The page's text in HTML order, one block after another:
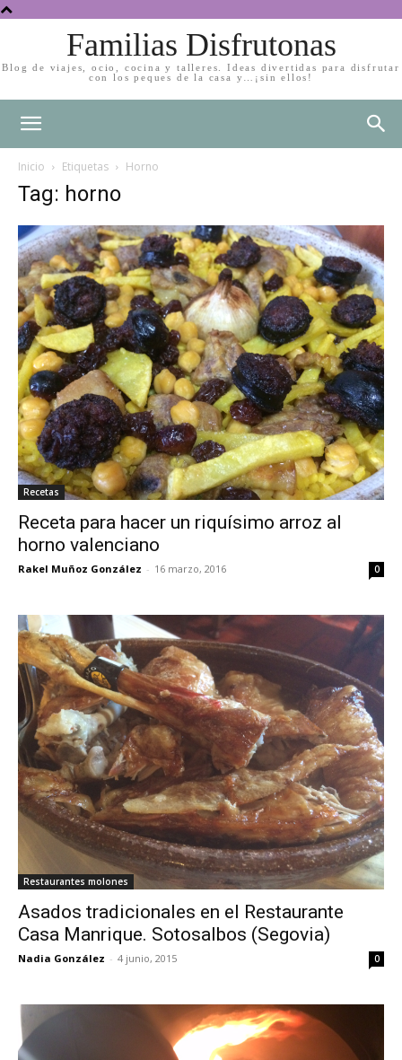
Familias Disfrutonas
Blog de viajes, ocio, cocina y talleres. Ideas divertidas para disfrutar
con los peques de la casa y…¡sin ellos!
Inicio Etiquetas Horno
Tag: horno
Recetas
Receta para hacer un riquísimo arroz al
horno valenciano
Rakel Muñoz González - 16 marzo, 2016 0
Restaurantes molones
Asados tradicionales en el Restaurante
Casa Manrique. Sotosalbos (Segovia)
Nadia González - 4 junio, 2015 0